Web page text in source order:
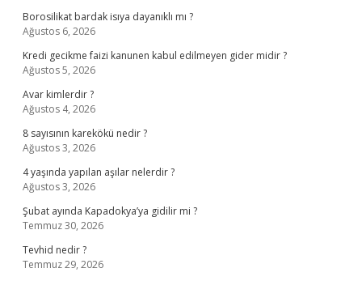
Borosilikat bardak isıya dayanıklı mı ?
Ağustos 6, 2026
Kredi gecikme faizi kanunen kabul edilmeyen gider midir ?
Ağustos 5, 2026
Avar kimlerdir ?
Ağustos 4, 2026
8 sayısının karekökü nedir ?
Ağustos 3, 2026
4 yaşında yapılan aşılar nelerdir ?
Ağustos 3, 2026
Şubat ayında Kapadokya’ya gidilir mi ?
Temmuz 30, 2026
Tevhid nedir ?
Temmuz 29, 2026